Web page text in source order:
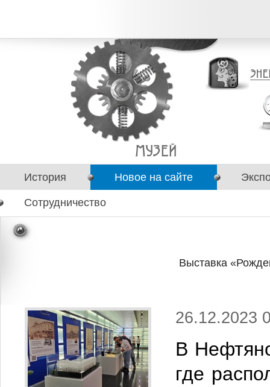
История Новое на сайте
Сотрудничество
Выставка
26.12.2023
В
где